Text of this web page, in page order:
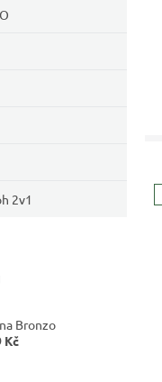
2v1
Bronzo
Kč